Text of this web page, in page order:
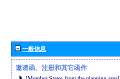
一般信息
邀请函、注册和其它函件